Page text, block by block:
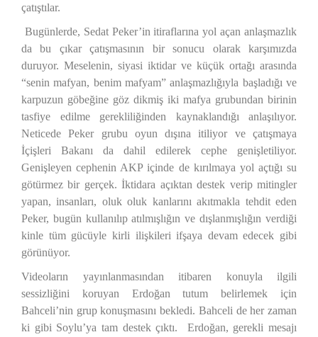
çatıştılar.
Bugünlerde, Sedat Peker’in itiraflarına yol açan anlaşmazlık
da bu çıkar çatışmasının bir sonucu olarak karşımızda
duruyor. Meselenin, siyasi iktidar ve küçük ortağı arasında
“senin mafyan, benim mafyam” anlaşmazlığıyla başladığı ve
karpuzun göbeğine göz dikmiş iki mafya grubundan birinin
tasfiye edilme gerekliliğinden kaynaklandığı anlaşılıyor.
Neticede Peker grubu oyun dışına itiliyor ve çatışmaya
İçişleri Bakanı da dahil edilerek cephe genişletiliyor.
Genişleyen cephenin AKP içinde de kırılmaya yol açtığı su
götürmez bir gerçek. İktidara açıktan destek verip mitingler
yapan, insanları, oluk oluk kanlarını akıtmakla tehdit eden
Peker, bugün kullanılıp atılmışlığın ve dışlanmışlığın verdiği
kinle tüm gücüyle kirli ilişkileri ifşaya devam edecek gibi
görünüyor.
Videoların yayınlanmasından itibaren konuyla ilgili
sessizliğini koruyan Erdoğan tutum belirlemek için
Bahceli’nin grup konuşmasını bekledi. Bahceli de her zaman
ki gibi Soylu’ya tam destek çıktı.
Erdoğan, gerekli mesajı